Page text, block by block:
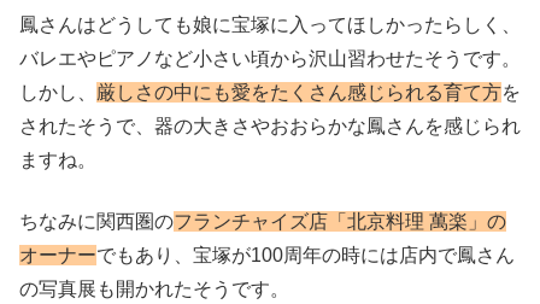
鳳さんはどうしても娘に宝塚に入ってほしかったらしく、
バレエやピアノなど小さい頃から沢山習わせたそうです。
しかし、 厳しさの中にも愛をたくさん感じられる育て方を
されたそうで、器の大きさやおおらかな鳳さんを感じられ
ますね。
ちなみに関西圏のフランチャイズ店「北京料理 萬楽」の
オーナーでもあり、宝塚が100周年の時には店内で鳳さん
の写真展も開かれたそうです。